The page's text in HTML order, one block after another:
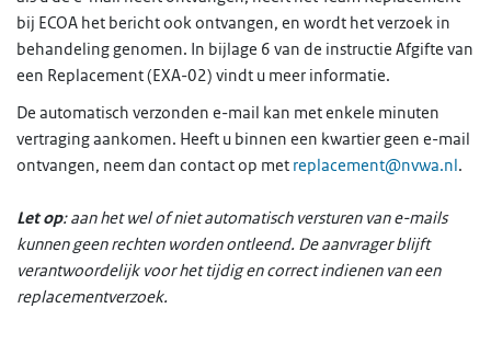
bij ECOA het bericht ook ontvangen, en wordt het verzoek in
behandeling genomen. In bijlage 6 van de instructie Afgifte van
een Replacement (EXA-02) vindt u meer informatie.
De automatisch verzonden e-mail kan met enkele minuten
vertraging aankomen. Heeft u binnen een kwartier geen e-mail
ontvangen, neem dan contact op met replacement@nvwa.nl.
Let op: aan het wel of niet automatisch versturen van e-mails
kunnen geen rechten worden ontleend. De aanvrager blijft
verantwoordelijk voor het tijdig en correct indienen van een
replacementverzoek.